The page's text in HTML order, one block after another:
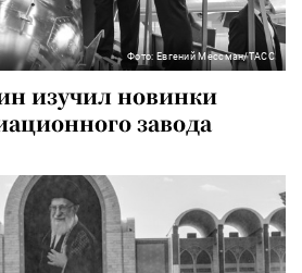
Фото: Евгений Мессман/ТАСС
изучил новинки
завода